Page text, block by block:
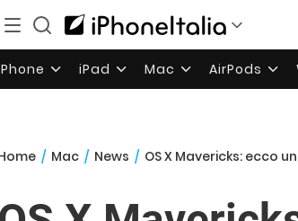
iPad Mac AirPods
/ Mac / News / OS X Mavericks: ecco